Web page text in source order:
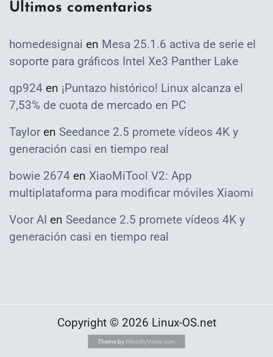
Ultimos comentarios
homedesignai en Mesa 25.1.6 activa de serie el
soporte para gráficos Intel Xe3 Panther Lake
qp924 en ¡Puntazo histórico! Linux alcanza el
7,53% de cuota de mercado en PC
Taylor en Seedance 2.5 promete vídeos 4K y
generación casi en tiempo real
bowie 2674 en XiaoMiTool V2: App
multiplataforma para modificar móviles Xiaomi
Voor AI en Seedance 2.5 promete vídeos 4K y
generación casi en tiempo real
Copyright © 2026 Linux-OS.net
Theme by MinistryVoice.com